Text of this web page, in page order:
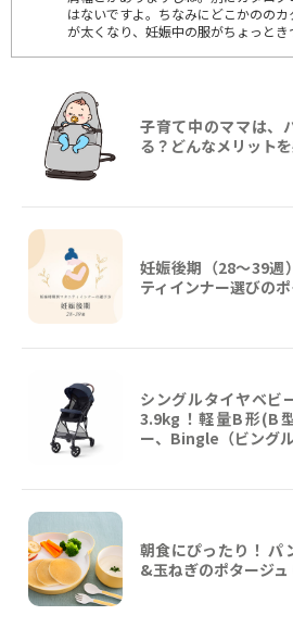
はないですよ。ちなみにどこかのの
が太くなり、妊娠中の服がちょっとき
子育て中のママは、
る？どんなメリット
妊娠後期（28〜39週
ティインナー選びの
シングルタイヤベビ
3.9kg！軽量B形(B
ー、Bingle（ビングル
朝食にぴったり！ パ
&玉ねぎのポタージュ